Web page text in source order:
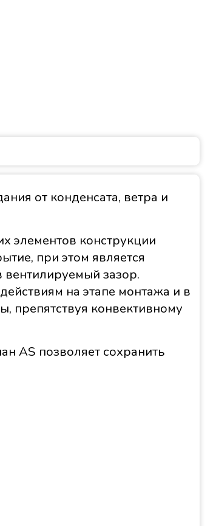
от конденсата, ветра и
элементов конструкции
при этом является
зазор.
на этапе монтажа и в
препятствуя конвективному
AS позволяет сохранить